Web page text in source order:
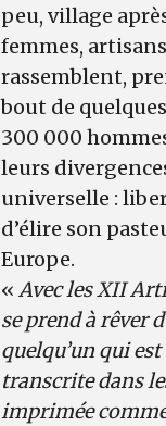
peu, village
femmes,
rassemblent,
bout de
300 000
leurs
universelle :
d’élire son
Europe.
« Avec les XII
se prend à rêver
quelqu’un qui
transcrite dans
imprimée comme